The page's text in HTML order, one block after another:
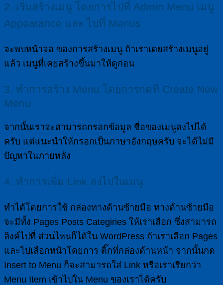
2. เริ่มสร้างเมนู โดยการไปที่ Admin Menu เมนู
Appearance และ ไปที่ Menus
จะพบหน้าจอ ของการสร้างเมนู ถ้าเราเคยสร้างเมนูอยู่
แล้ว เมนูที่เคยสร้างขึ้นมาให้ดูก่อน
3. ทำการสร้าง Menu โดยการกดที่ Create New
Menu
จากนั้นเราจะสามารถกรอกข้อมูล ชื่อของเมนูลงไปได้
ครับ แต่แนะนำให้กรอกเป็นภาษาอังกฤษครับ จะได้ไม่มี
ปัญหาในภายหลัง
4. ทำการเพิ่ม Link ลงไปในเมนู
ทำได้โดยการใช้ กล่องทางด้านซ้ายมือ ทางด้านซ้ายมือ
จะมีทั้ง Pages Posts Categiries ให้เราเลือก ซึ่งสามารถ
ลิงค์ไปที่ ส่วนไหนก็ได้ใน WordPress ถ้าเราเลือก Pages
และไปเลือกหน้าโดยการ ติ๊กที่กล่องด้านหน้า จากนั้นกด
Insert to Menu ก็จะสามารถใส่ Link หรือเราเรียกว่า
Menu Item เข้าไปใน Menu ของเราได้ครับ